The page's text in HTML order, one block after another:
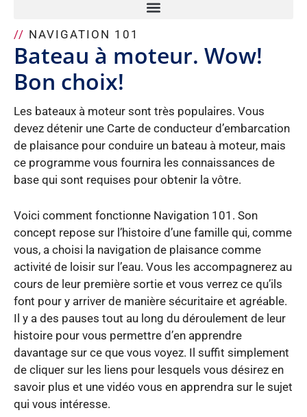
// NAVIGATION 101
Bateau à moteur. Wow!
Bon choix!
Les bateaux à moteur sont très populaires. Vous
devez détenir une Carte de conducteur d’embarcation
de plaisance pour conduire un bateau à moteur, mais
ce programme vous fournira les connaissances de
base qui sont requises pour obtenir la vôtre.
Voici comment fonctionne Navigation 101. Son
concept repose sur l’histoire d’une famille qui, comme
vous, a choisi la navigation de plaisance comme
activité de loisir sur l’eau. Vous les accompagnerez au
cours de leur première sortie et vous verrez ce qu’ils
font pour y arriver de manière sécuritaire et agréable.
Il y a des pauses tout au long du déroulement de leur
histoire pour vous permettre d’en apprendre
davantage sur ce que vous voyez. Il suffit simplement
de cliquer sur les liens pour lesquels vous désirez en
savoir plus et une vidéo vous en apprendra sur le sujet
qui vous intéresse.